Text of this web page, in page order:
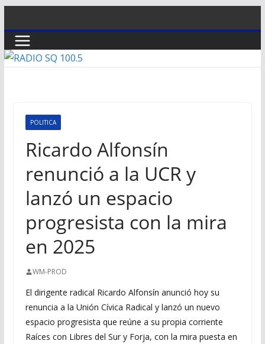
al
contenido
POLITICA
Ricardo Alfonsín
renunció a la UCR y
lanzó un espacio
progresista con la mira
en 2025
WM-PROD
El dirigente radical Ricardo Alfonsín anunció hoy su
renuncia a la Unión Cívica Radical y lanzó un nuevo
espacio progresista que reúne a su propia corriente
Raíces con Libres del Sur y Forja, con la mira puesta en